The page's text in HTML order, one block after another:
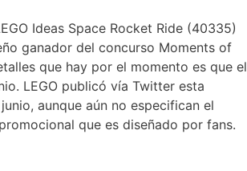
Ideas Space Rocket Ride (40335)
ganador del concurso Moments of
que hay por el momento es que el
LEGO publicó vía Twitter esta
aunque aún no especifican el
que es diseñado por fans.